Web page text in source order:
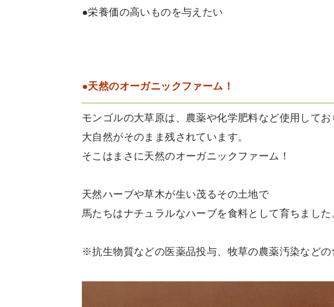
●栄養価の高いものを与えたい
●天然のオーガニックファーム！
モンゴルの大草原は、農薬や化学肥料など使用してお
大自然がそのまま残されています。
そこはまさに天然のオーガニックファーム！
天然ハーブや草木が生い茂るその土地で
馬たちはナチュラルなハーブを食料として育ちました
※抗生物質などの医薬品投与、牧草の農薬汚染など